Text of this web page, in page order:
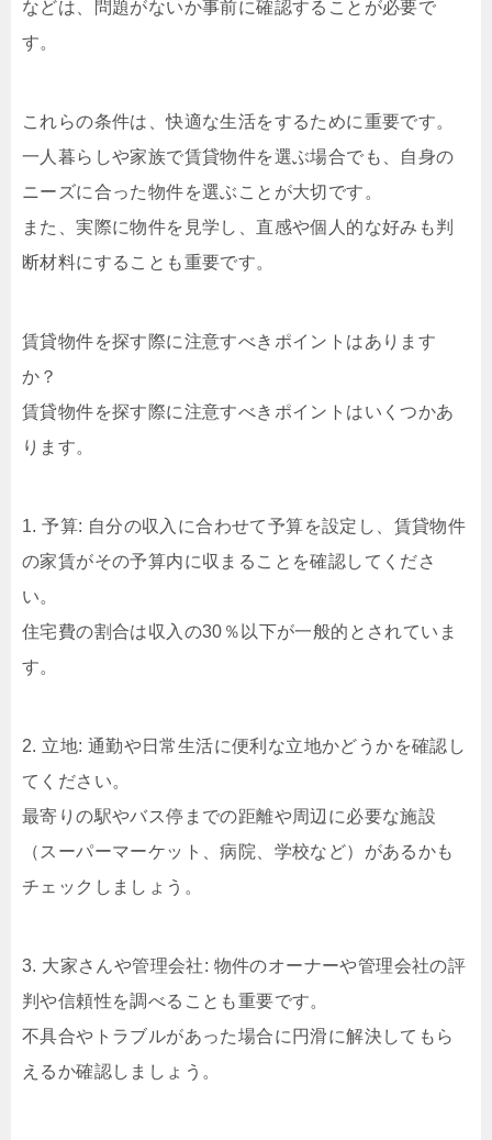
などは、問題がないか事前に確認することが必要で
す。
これらの条件は、快適な生活をするために重要です。
一人暮らしや家族で賃貸物件を選ぶ場合でも、自身の
ニーズに合った物件を選ぶことが大切です。
また、実際に物件を見学し、直感や個人的な好みも判
断材料にすることも重要です。
賃貸物件を探す際に注意すべきポイントはあります
か？
賃貸物件を探す際に注意すべきポイントはいくつかあ
ります。
1. 予算: 自分の収入に合わせて予算を設定し、賃貸物件
の家賃がその予算内に収まることを確認してくださ
い。
住宅費の割合は収入の30％以下が一般的とされていま
す。
2. 立地: 通勤や日常生活に便利な立地かどうかを確認し
てください。
最寄りの駅やバス停までの距離や周辺に必要な施設
（スーパーマーケット、病院、学校など）があるかも
チェックしましょう。
3. 大家さんや管理会社: 物件のオーナーや管理会社の評
判や信頼性を調べることも重要です。
不具合やトラブルがあった場合に円滑に解決してもら
えるか確認しましょう。